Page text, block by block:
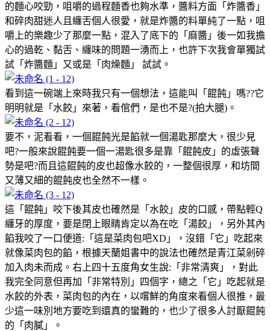
的麵心咬勁，咀嚼的過程麵香也夠水準，醬料方面「炸醬香」
和碎肉甜迷人且纏舌個人很愛，就是炸醬的料單純了一點，咀
嚼上的樂趣少了那麼一點，混入了底下的「麻醬」後一如我擔
心的過乾、黏舌、纏味的問題一湧而上，也許下次我會單獨試
試「炸醬麵」又或是「肉燥麵」 試試。
看到這一碗端上來時我只有一個想法，這能叫「餛飩」嗎??它
明明就是「水餃」來著，看倌們，是也不是?(拍大腿)。
要不，泥看看，一個餛飩光是餡就一個湯匙那麼大，很少見
吧?一般來說餛飩要一個一湯匙很多是靠「餛飩皮」的虛張聲
勢是吧?而且這餛飩的皮也超像水餃的，一整個很厚，和坊間
又薄又細的餛飩皮也全然不一樣。
這「餛飩」咬下後其皮也確然是「水餃」皮的口感，帶點輕Q
纏牙的厚度，要是閉上眼睛肯定以為在吃「湯餃」，另外其內
餡我咬了一口便道:「這是菜肉包吧XD」，沒錯「它」吃起來
就像菜肉包的餡，根據天蘭姐書中的說法也確然是青江菜剁碎
加入肉未而成。右上四十五度角女生說:「非常清爽」，對此
我完全同意但再加「非常特別」四個字，總之「它」吃起就是
水餃的外表，菜肉包的內在，以嚐鮮的角度來看個人很推，最
少這一味別地方要吃到還真的蠻難的，也少了很多人討厭餛飩
的「肉膩」。